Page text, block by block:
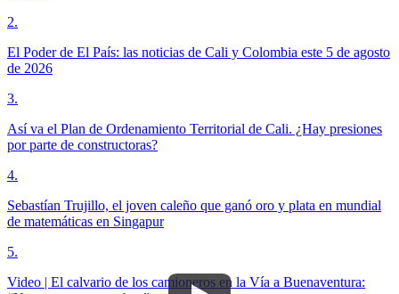
2.
El Poder de El País: las noticias de Cali y Colombia este 5 de agosto
de 2026
3.
Así va el Plan de Ordenamiento Territorial de Cali. ¿Hay presiones
por parte de constructoras?
4.
Sebastían Trujillo, el joven caleño que ganó oro y plata en mundial
de matemáticas en Singapur
5.
Video | El calvario de los camioneros en la Vía a Buenaventura: